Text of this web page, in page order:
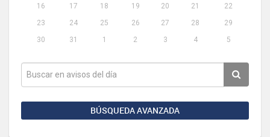
16
17 18 19 20 21
22
23
24 25 26 27 28
29
30
31 1 2 3 4 5
BÚSQUEDA AVANZADA